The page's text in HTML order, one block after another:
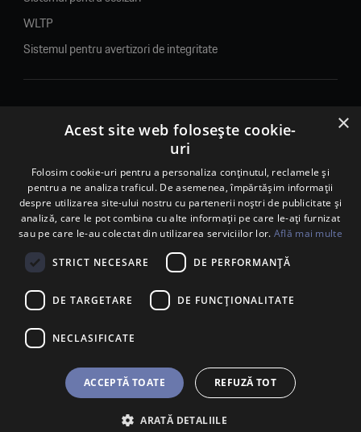
WLTP
Sistemul pentru avertizori de integritate
© 2026. Porsche Inter Auto Romania. Toate drepturile rezervate.
Porsche Inter Auto Romania SRL
RO22188461 J2007002067233
B-dul Pipera, nr. 2, Sala 1, Etaj 2, Voluntari, jud.Ilfov - sediu
social
B-dul Pipera, nr. 1/X, Centrul Porsche București – PCB,
Voluntari, jud. Ilfov – punct de lucru
Calea Lugojului, nr. 136, loc. Ghiroda, jud. Timiș – punct de
×
Acest site web folosește cookie-
uri
Folosim cookie-uri pentru a personaliza conținutul, reclamele și
pentru a ne analiza traficul. De asemenea, împărtășim informații
despre utilizarea site-ului nostru cu partenerii noștri de publicitate și
analiză, care le pot combina cu alte informații pe care le-ați furnizat
sau pe care le-au colectat din utilizarea serviciilor lor. Află mai multe
STRICT NECESARE DE PERFORMANȚĂ
DE TARGETARE DE FUNCŢIONALITATE
NECLASIFICATE
ACCEPTĂ TOATE REFUZĂ TOT
ARATĂ DETALIILE